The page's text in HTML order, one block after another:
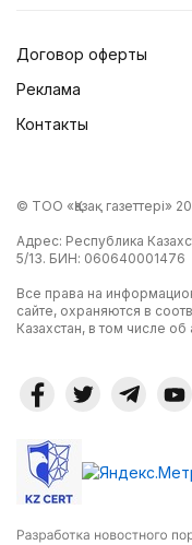
Договор оферты
Реклама
Контакты
© ТОО «Қазақ газеттері»
Адрес: Республика
5/13. БИН: 060640001476
Все права на
сайте, охраняются в
Казахстан, в том числе